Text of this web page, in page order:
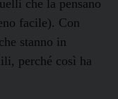
che la pensano
facile). Con
stanno in
perché così ha